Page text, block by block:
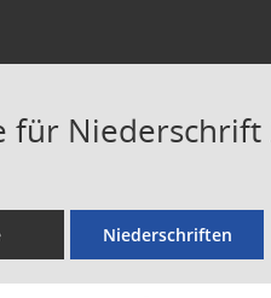
für Niederschrift
Niederschriften